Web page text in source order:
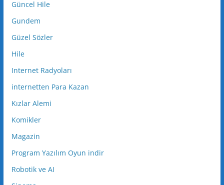
Güncel Hile
Gundem
Güzel Sözler
Hile
Internet Radyoları
internetten Para Kazan
Kızlar Alemi
Komikler
Magazin
Program Yazılım Oyun indir
Robotik ve AI